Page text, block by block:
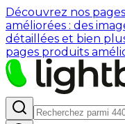
Découvrez nos
améliorées : des
détaillées et bien
pages produits